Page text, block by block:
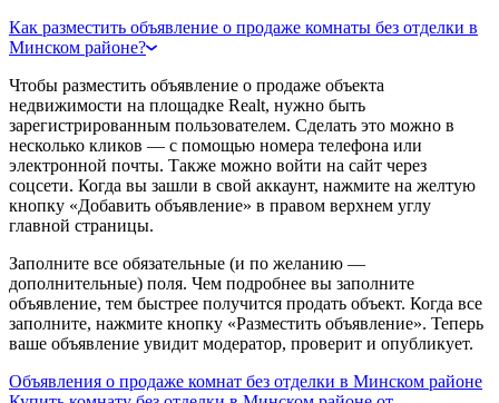
Как разместить объявление о продаже комнаты без отделки в
Минском районе?
Чтобы разместить объявление о продаже объекта
недвижимости на площадке Realt, нужно быть
зарегистрированным пользователем. Сделать это можно в
несколько кликов — с помощью номера телефона или
электронной почты. Также можно войти на сайт через
соцсети. Когда вы зашли в свой аккаунт, нажмите на желтую
кнопку «Добавить объявление» в правом верхнем углу
главной страницы.
Заполните все обязательные (и по желанию —
дополнительные) поля. Чем подробнее вы заполните
объявление, тем быстрее получится продать объект. Когда все
заполните, нажмите кнопку «Разместить объявление». Теперь
ваше объявление увидит модератор, проверит и опубликует.
Объявления о продаже комнат без отделки в Минском районе